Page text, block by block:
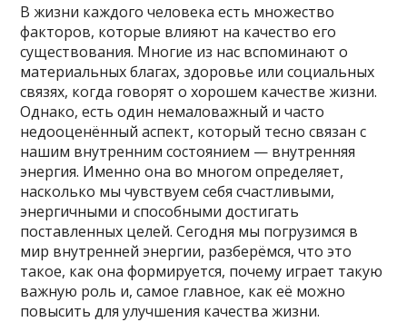
В жизни каждого человека есть множество
факторов, которые влияют на качество его
существования. Многие из нас вспоминают о
материальных благах, здоровье или социальных
связях, когда говорят о хорошем качестве жизни.
Однако, есть один немаловажный и часто
недооценённый аспект, который тесно связан с
нашим внутренним состоянием — внутренняя
энергия. Именно она во многом определяет,
насколько мы чувствуем себя счастливыми,
энергичными и способными достигать
поставленных целей. Сегодня мы погрузимся в
мир внутренней энергии, разберёмся, что это
такое, как она формируется, почему играет такую
важную роль и, самое главное, как её можно
повысить для улучшения качества жизни.